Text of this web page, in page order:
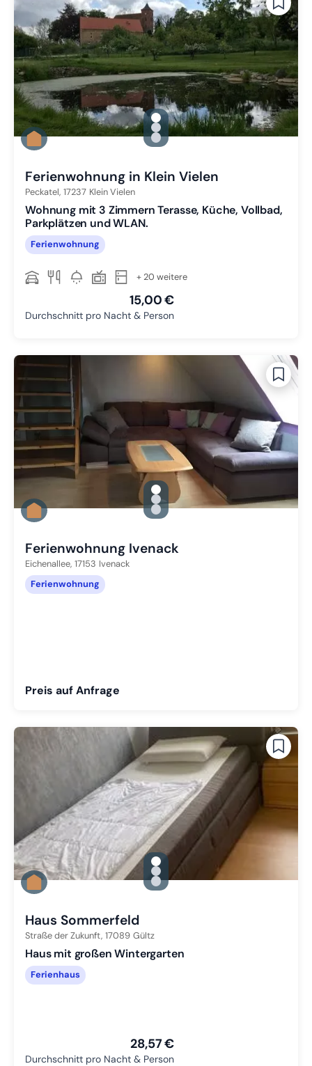
gallery.slide_selector
Zu Slide 1 wechseln
Zu Slide 2 wechseln
Zu Slide 3 wechseln
Ferienwohnung in Klein Vielen
Peckatel, 17237 Klein Vielen
Wohnung mit 3 Zimmern Terasse, Küche, Vollbad,
Parkplätzen und WLAN.
Ferienwohnung
+ 20 weitere
15,00 €
Durchschnitt pro Nacht & Person
gallery.slide_selector
Zu Slide 1 wechseln
Zu Slide 2 wechseln
Zu Slide 3 wechseln
Ferienwohnung Ivenack
Eichenallee, 17153 Ivenack
Ferienwohnung
Preis auf Anfrage
gallery.slide_selector
Zu Slide 1 wechseln
Zu Slide 2 wechseln
Zu Slide 3 wechseln
Haus Sommerfeld
Straße der Zukunft, 17089 Gültz
Haus mit großen Wintergarten
Ferienhaus
28,57 €
Durchschnitt pro Nacht & Person